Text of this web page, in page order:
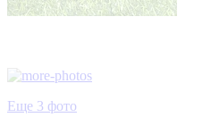
Еще 3 фото